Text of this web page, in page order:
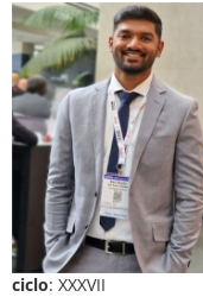
ciclo: XXXVII